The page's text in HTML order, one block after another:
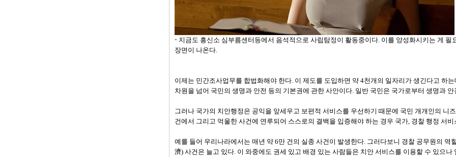
지금도 흥신소 심부름센터등에서 음석적으로 사립탐정이 활동중이다. 이를 양성화시키는 게
장면이 나온다.
이제는 민간조사업무를 합법화해야 한다. 이 제도를 도입하면 약 4천개의 일자리가 생긴다고 하
차원을 넘어 국민의 생명과 안전 등의 기본권에 관한 사안이다. 일반 국민은 국가로부터 생명과
그러나 국가의 치안행정은 공익을 앞세우고 보편적 서비스를 우선하기 때문에 국민 개개인의 니
건에서 그리고 억울한 사건에 연루되어 스스로의 결백을 입증해야 하는 경우 국가, 경찰 행정 서
예를 들어 우리나라에서는 매년 약 6만 건의 실종 사건이 발생한다. 그러다보니 경찰 공무원의 역
濟) 사건은 늘고 있다. 이 와중에도 권세 있고 배경 있는 사람들은 치안 서비스를 이용할 수 있으